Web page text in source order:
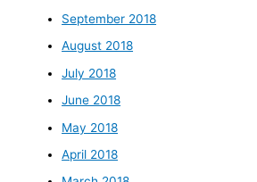
September 2018
August 2018
July 2018
June 2018
May 2018
April 2018